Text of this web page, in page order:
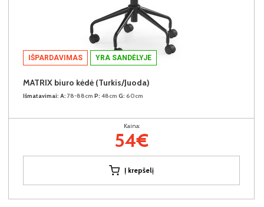
IŠPARDAVIMAS YRA SANDĖLYJE
MATRIX biuro kėdė (Turkis/Juoda)
Išmatavimai: A: 78-88cm P: 48cm G: 60cm
Kaina:
54€
Į krepšelį